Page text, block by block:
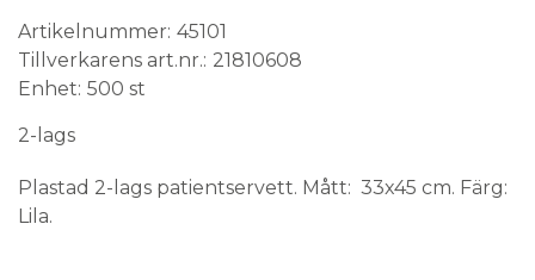
Artikelnummer 45101
Tillverkarens art.nr. 21810608
Enhet 500 st
2-lags
Plastad 2-lags patientservett. Mått: 33x45 cm. Färg:
Lila.